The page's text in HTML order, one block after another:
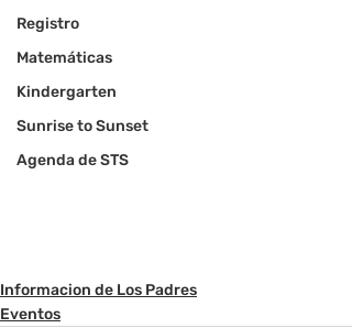
Registro
Matemáticas
Kindergarten
Sunrise to Sunset
Agenda de STS
Informacion de Los Padres
Eventos